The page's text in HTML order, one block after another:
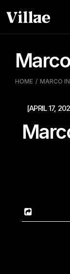
para
HOME MARCO
[APRIL 17,